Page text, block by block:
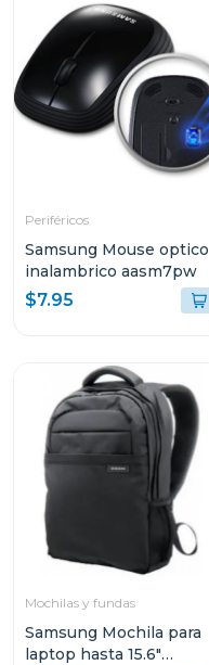
Periféricos
Samsung Mouse optico
inalambrico aasm7pw
$7.95
Mochilas y fundas
Samsung Mochila para
laptop hasta 15.6"